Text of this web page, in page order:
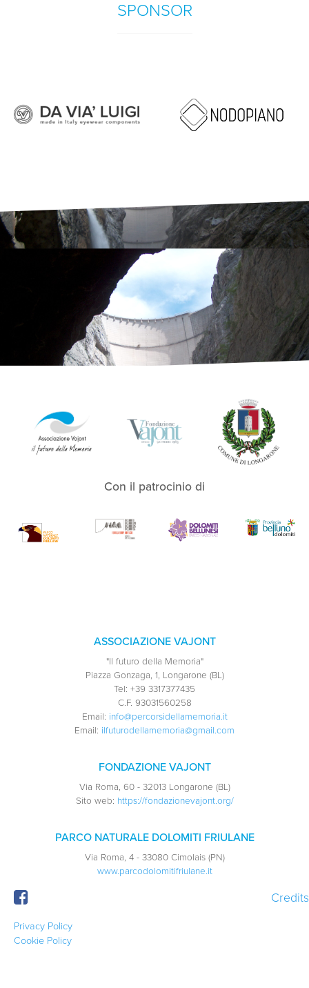
SPONSOR
Con il patrocinio di
ASSOCIAZIONE VAJONT
"Il futuro della Memoria"
Piazza Gonzaga, 1, Longarone (BL)
Tel: +39 3317377435
C.F. 93031560258
Email: info@percorsidellamemoria.it
Email: ilfuturodellamemoria@gmail.com
FONDAZIONE VAJONT
Via Roma, 60 - 32013 Longarone (BL)
Sito web: https://fondazionevajont.org/
PARCO NATURALE DOLOMITI FRIULANE
Via Roma, 4 - 33080 Cimolais (PN)
www.parcodolomitifriulane.it
Privacy Policy
Cookie Policy
Credits